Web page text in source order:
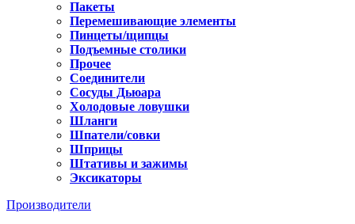
Пакеты
Перемешивающие элементы
Пинцеты/щипцы
Подъемные столики
Прочее
Соединители
Сосуды Дьюара
Холодовые ловушки
Шланги
Шпатели/совки
Шприцы
Штативы и зажимы
Эксикаторы
Производители